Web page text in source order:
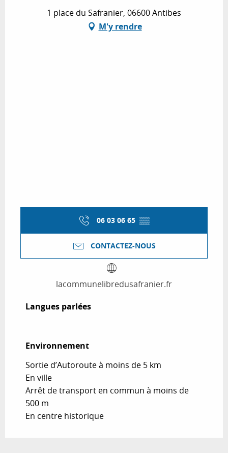
1 place du Safranier, 06600 Antibes
M'y rendre
06 03 06 65 ▒▒
CONTACTEZ-NOUS
lacommunelibredusafranier.fr
Langues parlées
Langues parlées
Environnement
Environnement
Sortie d’Autoroute à moins de 5 km
En ville
Arrêt de transport en commun à moins de
500 m
En centre historique